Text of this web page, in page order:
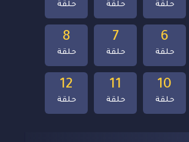
12
حلقة
11
حلقة
10
حلقة
8
حلقة
7
حلقة
6
حلقة
حلقة حلقة حلقة